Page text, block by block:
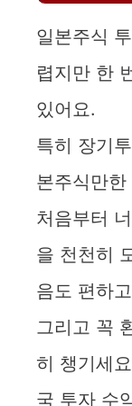
일본주식
렵지만 한
있어요.
특히 장기
본주식만
처음부터
을 천천히
음도 편하
그리고 꼭
히 챙기세
국 투자 수